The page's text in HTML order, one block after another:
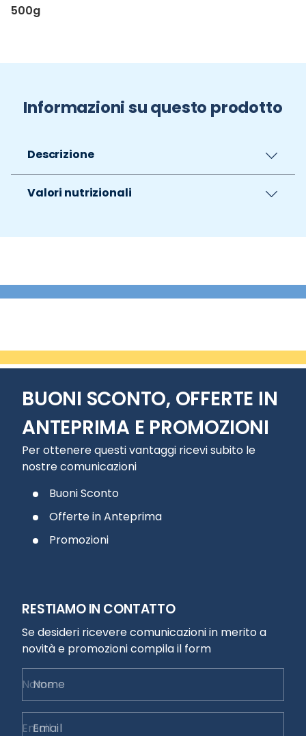
500g
Informazioni su questo prodotto
Descrizione
Valori nutrizionali
BUONI SCONTO, OFFERTE IN
ANTEPRIMA E PROMOZIONI
Per ottenere questi vantaggi ricevi subito le
nostre comunicazioni
Buoni Sconto
Offerte in Anteprima
Promozioni
RESTIAMO IN CONTATTO
Se desideri ricevere comunicazioni in merito a
novità e promozioni compila il form
Nome
Email